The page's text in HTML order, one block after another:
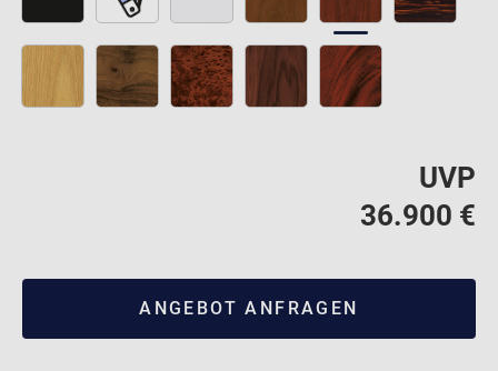
UVP
36.900 €
ANGEBOT ANFRAGEN